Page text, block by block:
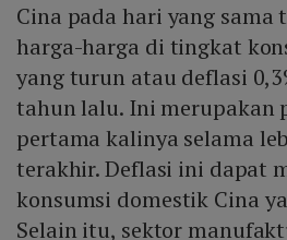
Cina pada hari yang
harga-harga di tingkat
yang turun atau deflasi
tahun lalu. Ini merupakan
pertama kalinya selama
terakhir. Deflasi ini dapat
konsumsi domestik Cina
Selain itu, sektor